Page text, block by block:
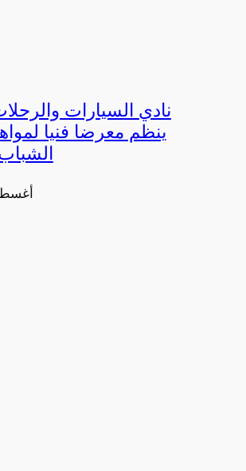
نادي السيارات
ينظم معرضا فنيا
11